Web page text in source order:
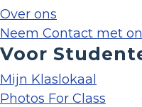
Over ons
Neem Contact met
Voor
Mijn Klaslokaal
Photos For Class